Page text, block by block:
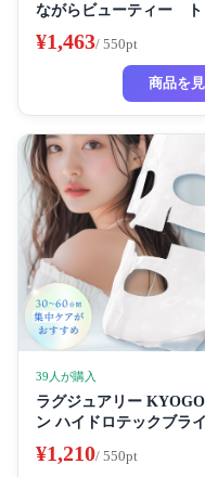
ながらビューティー
チン 保湿
¥1,463/ 550pt
商品を
39人が購入
ラグジュアリー
ン ハイドロテックブラ
イトニングマスク 超濃
フェイスパック ビュー
¥1,210/ 550pt